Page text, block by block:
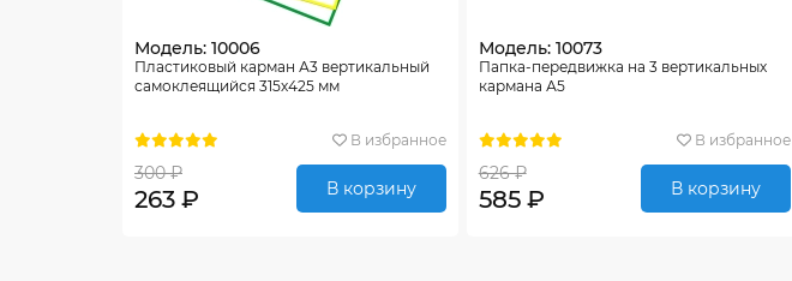
Модель: 10006
Пластиковый карман А3 вертикальный
самоклеящийся 315х425 мм
В избранное
300 ₽
263 ₽ В корзину
Модель: 10073
Папка-передвижка на 3 вертикальных
кармана А5
В избранное
626 ₽
585 ₽ В корзину